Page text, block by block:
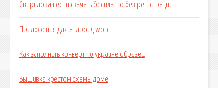
Свиридова песни скачать бесплатно без регистрации
Приложения для андроид word
Как заполнить конверт по украине образец
Вышивка крестом схемы доме